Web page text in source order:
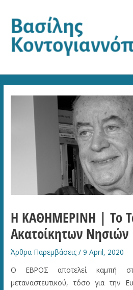
content
Η ΚΑΘΗΜΕΡΙΝΗ | Το
Ακατοίκητων Νησιών
Άρθρα-Παρεμβάσεις /9 April, 2020
Ο ΕΒΡΟΣ αποτελεί καμπή
μεταναστευτικού, τόσο για την